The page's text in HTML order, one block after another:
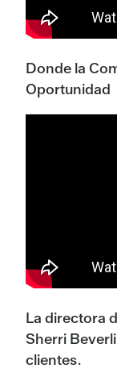
Donde la
Oportunidad
La directora
Sherri
clientes.